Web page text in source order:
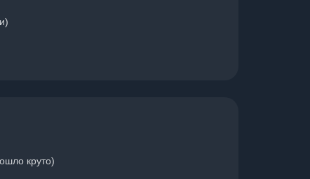
круто)